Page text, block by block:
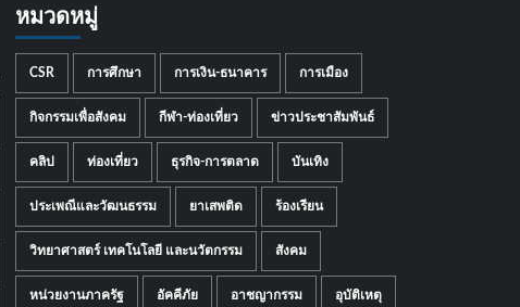
หมวดหมู่
CSR การศึกษา การเงิน-ธนาคาร การเมือง
กิจกรรมเพื่อสังคม กีฬา-ท่องเที่ยว ข่าวประชาสัมพันธ์
คลิป ท่องเที่ยว ธุรกิจ-การตลาด บันเทิง
ประเพณีและวัฒนธรรม ยาเสพติด ร้องเรียน
วิทยาศาสตร์ เทคโนโลยี และนวัตกรรม สังคม
หน่วยงานภาครัฐ อัคคีภัย อาชญากรรม อุบัติเหตุ